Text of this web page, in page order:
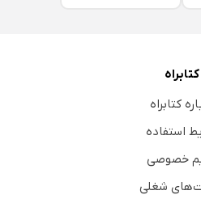
کتابراه
کتابراه
استفاده
خصوصی
شغلی